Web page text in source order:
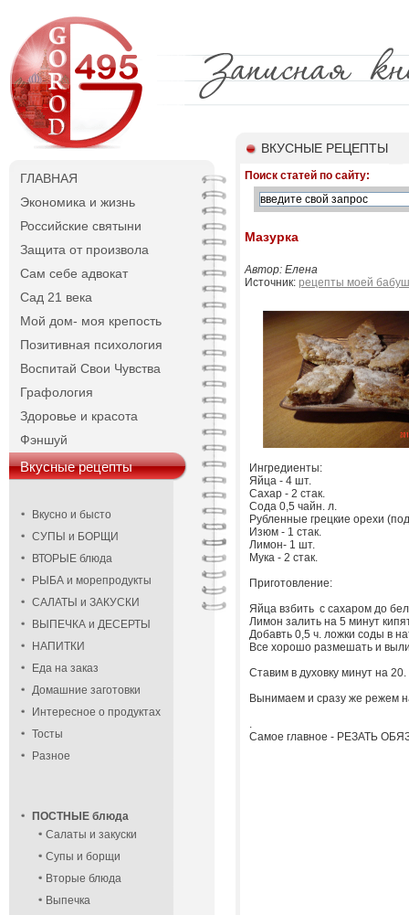
ГЛАВНАЯ
Экономика и жизнь
Российские святыни
Защита от произвола
Сам себе адвокат
Сад 21 века
Мой дом- моя крепость
Позитивная психология
Воспитай Свои Чувства
Графология
Здоровье и красота
Фэншуй
Вкусные рецепты
Вкусно и бысто
СУПЫ и БОРЩИ
ВТОРЫЕ блюда
РЫБА и морепродукты
САЛАТЫ и ЗАКУСКИ
ВЫПЕЧКА и ДЕСЕРТЫ
НАПИТКИ
Еда на заказ
Домашние заготовки
Интересное о продуктах
Тосты
Разное
ПОСТНЫЕ блюда
Салаты и закуски
Супы и борщи
Вторые блюда
Выпечка
ВКУСНЫЕ РЕЦЕПТЫ
Поиск статей по сайту:
Мазурка
Автор: Елена
Источник: рецепты моей
Ингредиенты:
Яйца - 4 шт.
Сахар - 2 стак.
Сода 0,5 чайн. л.
Рубленные грецкие орехи
Изюм - 1 стак.
Лимон- 1 шт.
Мука - 2 стак.
Приготовление:
Яйца взбить с сахаром до
Лимон залить на 5 минут
Добавть 0,5 ч. ложки соды в
Все хорошо размешать и
Ставим в духовку минут на
Вынимаем и сразу же режем
.
Самое главное - РЕЗАТЬ